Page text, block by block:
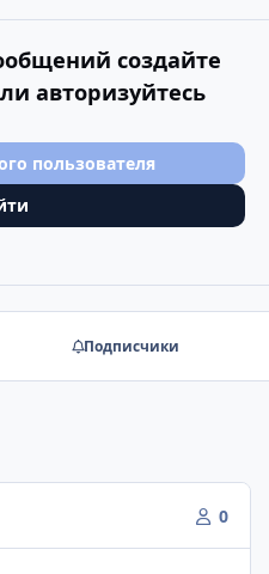
создайте
авторизуйтесь
пользователя
Подписчики
0